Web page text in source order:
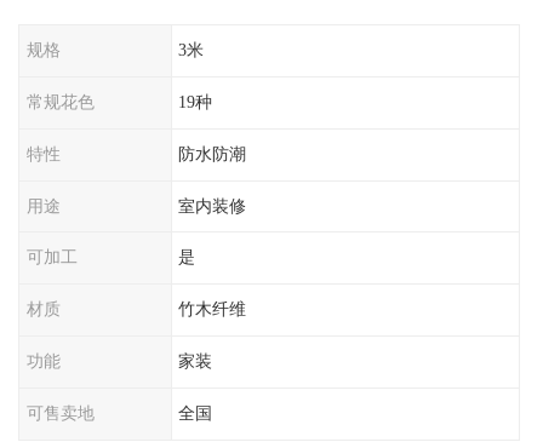
规格 3米
常规花色 19种
特性 防水防潮
用途 室内装修
可加工 是
材质 竹木纤维
功能 家装
可售卖地 全国